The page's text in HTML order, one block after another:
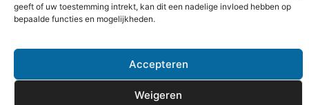
geeft of uw toestemming intrekt, kan dit een nadelige invloed hebben op
bepaalde functies en mogelijkheden.
Accepteren
Weigeren